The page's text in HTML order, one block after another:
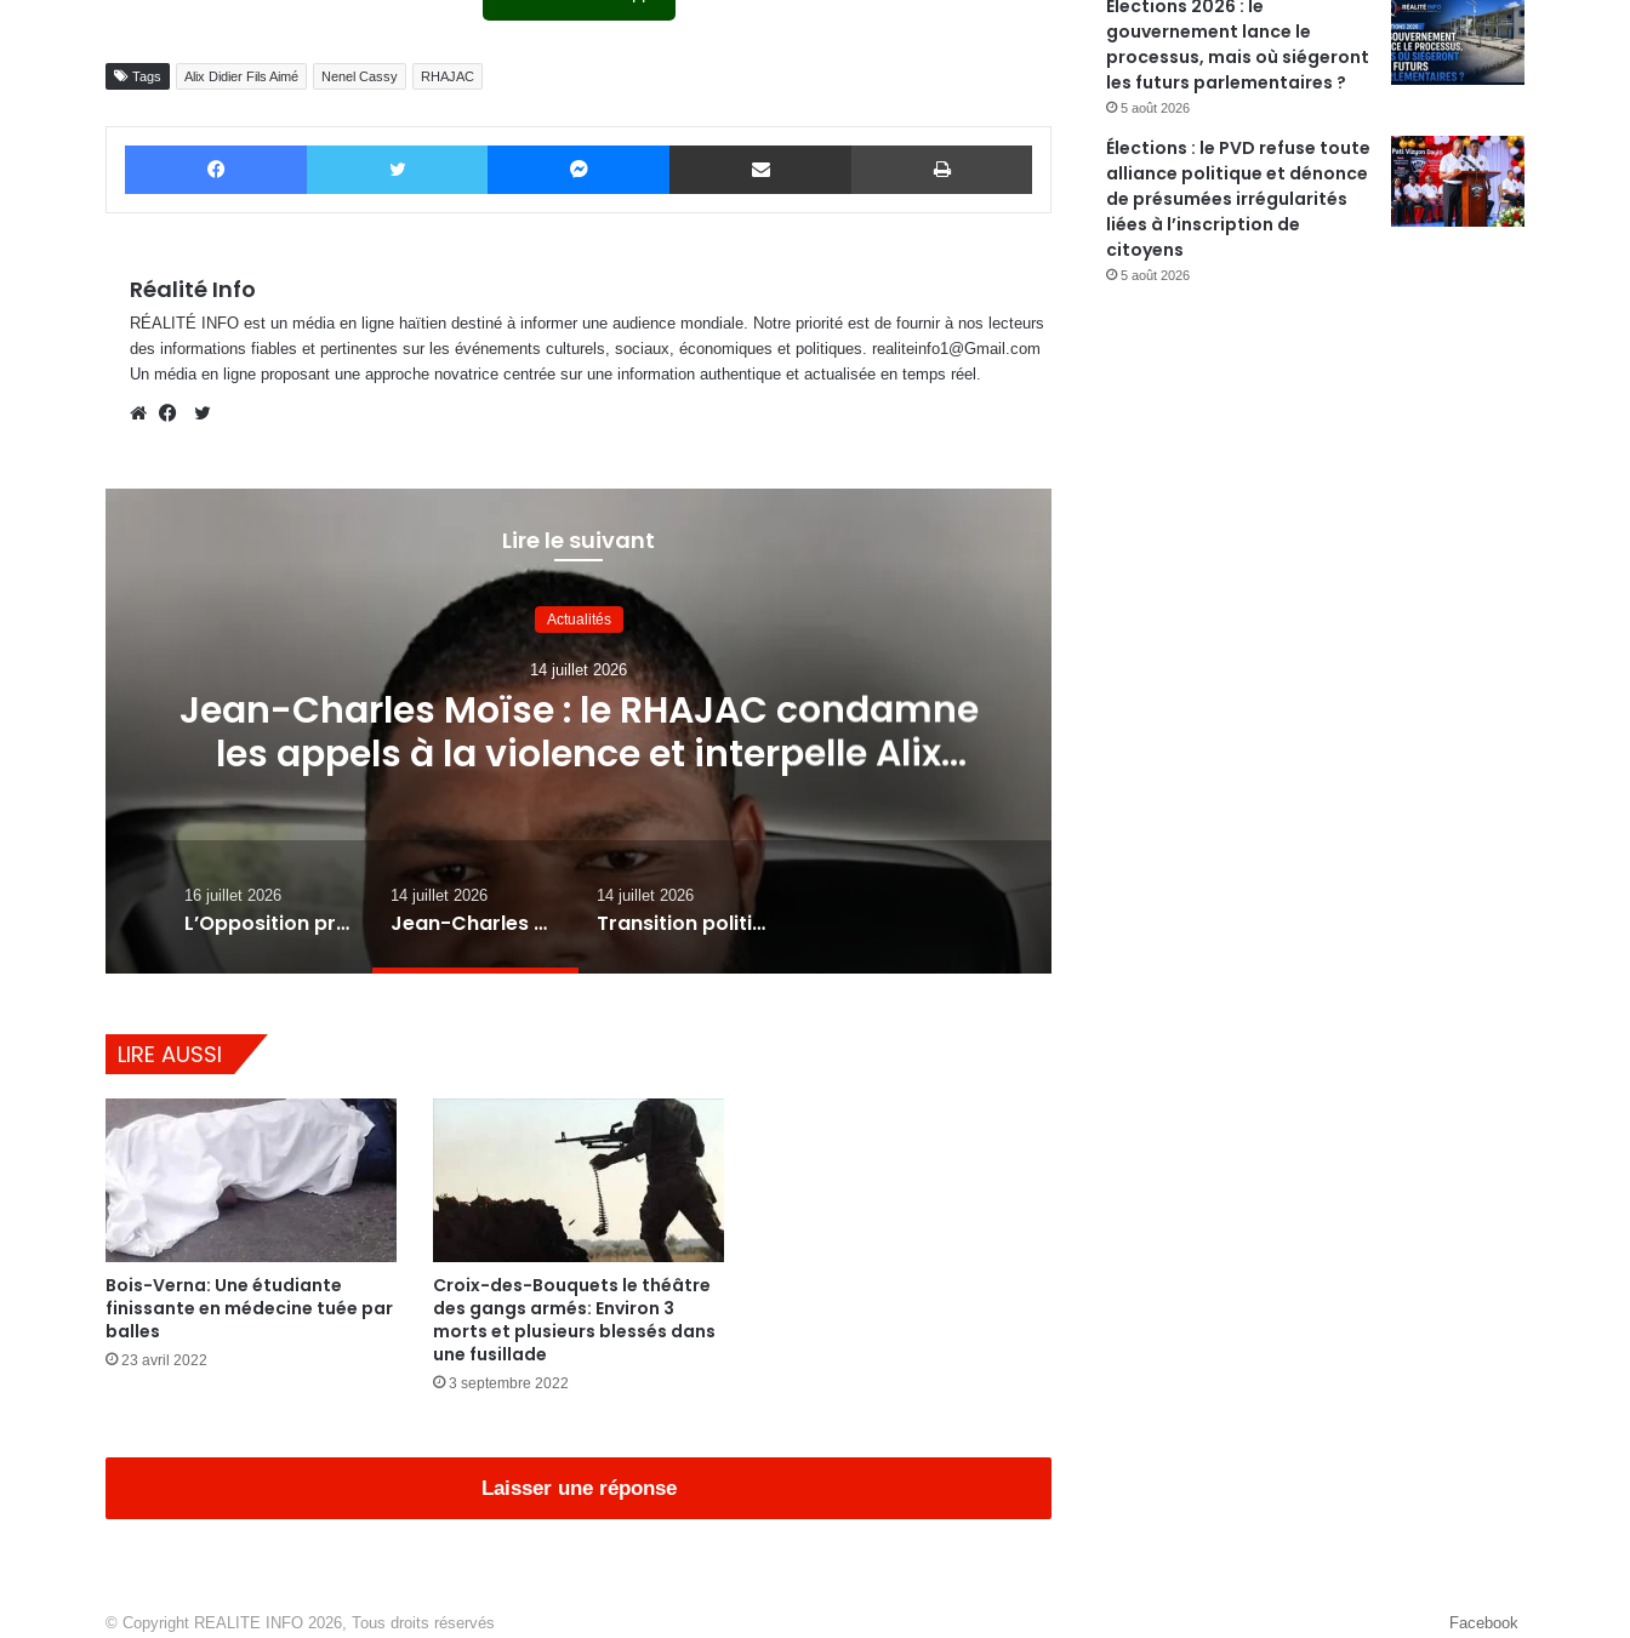
Tags Alix Didier Fils Aimé Nenel Cassy RHAJAC
Facebook Twitter Messenger Partager par email Imprimer
Réalité Info
RÉALITÉ INFO est un média en ligne haïtien destiné à informer une audience mondiale. Notre priorité est de fournir à nos lecteurs
des informations fiables et pertinentes sur les événements culturels, sociaux, économiques et politiques. realiteinfo1@Gmail.com
Un média en ligne proposant une approche novatrice centrée sur une information authentique et actualisée en temps réel.
Lire le suivant
Actualités
14 juillet 2026
Jean-Charles Moïse : le RHAJAC condamne
les appels à la violence et interpelle Alix
Didier Fils-Aimé sur la sécurité
16 juillet 2026
L’Opposition progressiste réclame une nouvelle gouvernance, rejette le décret électoral et annonce des actions en justice
14 juillet 2026
Jean-Charles Moïse : le RHAJAC condamne les appels à la violence et interpelle Alix Didier Fils-Aimé sur la sécurité
14 juillet 2026
Transition politique : la Convention Bois Caïman propose Sébastien Saintimé pour remplacer Alix Didier Fils-Aimé
LIRE AUSSI
Bois-Verna: Une étudiante
finissante en médecine tuée par
balles
23 avril 2022
Croix-des-Bouquets le théâtre
des gangs armés: Environ 3
morts et plusieurs blessés dans
une fusillade
3 septembre 2022
Laisser une réponse
Élections 2026 : le
gouvernement lance le
processus, mais où siégeront
les futurs parlementaires ?
5 août 2026
Élections : le PVD refuse toute
alliance politique et dénonce
de présumées irrégularités
liées à l’inscription de
citoyens
5 août 2026
© Copyright REALITE INFO 2026, Tous droits réservés Facebook